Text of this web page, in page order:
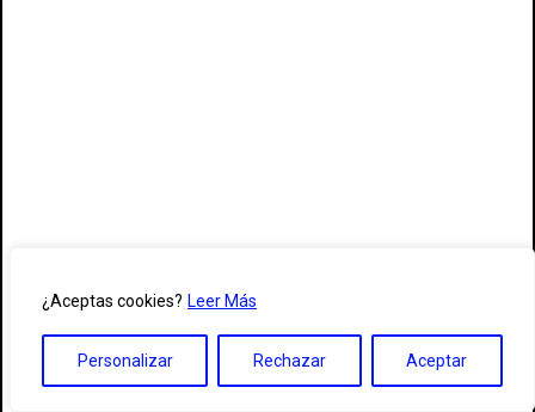
¿Aceptas cookies? Leer Más
Personalizar Rechazar Aceptar